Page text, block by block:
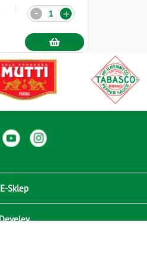
Ilość +
-
E-Sklep